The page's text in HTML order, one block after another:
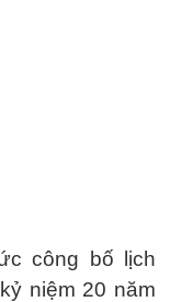
công bố lịch
niệm 20 năm